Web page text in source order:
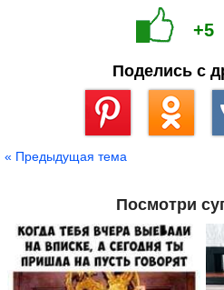
+5
Поделись с
« Предыдущая тема
Посмотри